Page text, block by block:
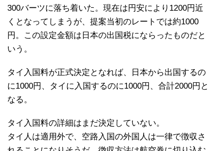
300バーツに落ち着いた。現在は円安により1200円近
くとなってしまうが、提案当初のレートでは約1000
円。この設定金額は日本の出国税にならったものだと
いう。
タイ入国料が正式決定となれば、日本から出国するの
に1000円、タイに入国するのに1000円、合計2000円と
なる。
タイ入国料の詳細はまだ決定していない。
タイ人は適用外で、空路入国の外国人は一律で徴収さ